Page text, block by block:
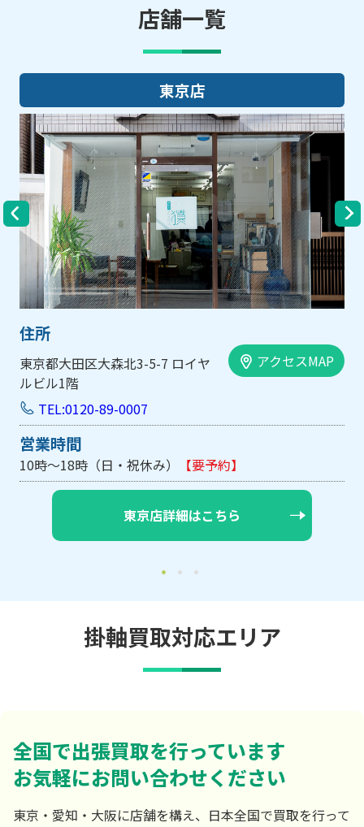
店舗一覧
東京店
住所
東京都大田区大森北3-5-7 ロイヤ
ルビル1階
アクセスMAP
TEL:0120-89-0007
営業時間
10時～18時（日・祝休み） 【要予約】
東京店詳細はこちら
掛軸買取対応エリア
全国で出張買取を行っています
お気軽にお問い合わせください
東京・愛知・大阪に店舗を構え、日本全国で買取を行って